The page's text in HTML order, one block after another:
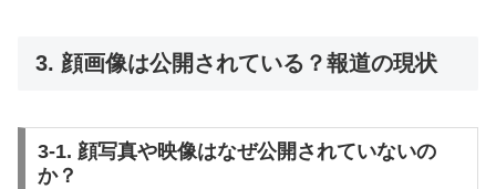
3. 顔画像は公開されている？報道の現状
3-1. 顔写真や映像はなぜ公開されていないの
か？